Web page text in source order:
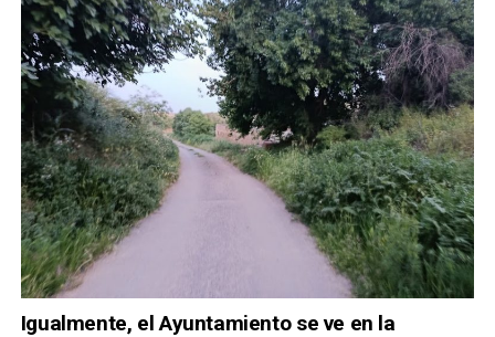
Igualmente, el Ayuntamiento se ve en la